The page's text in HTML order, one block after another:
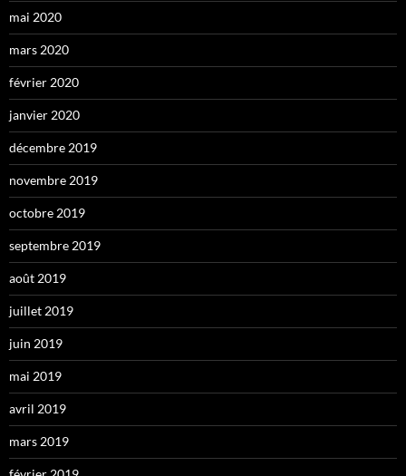
mai 2020
mars 2020
février 2020
janvier 2020
décembre 2019
novembre 2019
octobre 2019
septembre 2019
août 2019
juillet 2019
juin 2019
mai 2019
avril 2019
mars 2019